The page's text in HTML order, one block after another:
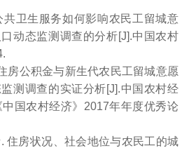
共卫生服务如何影响农民工留城意
动态监测调查的分析[J].中国农村
房公积金与新生代农民工留城意愿
测调查的实证分析[J].中国农村经
国农村经济》2017年年度优秀论
住房状况、社会地位与农民工的城